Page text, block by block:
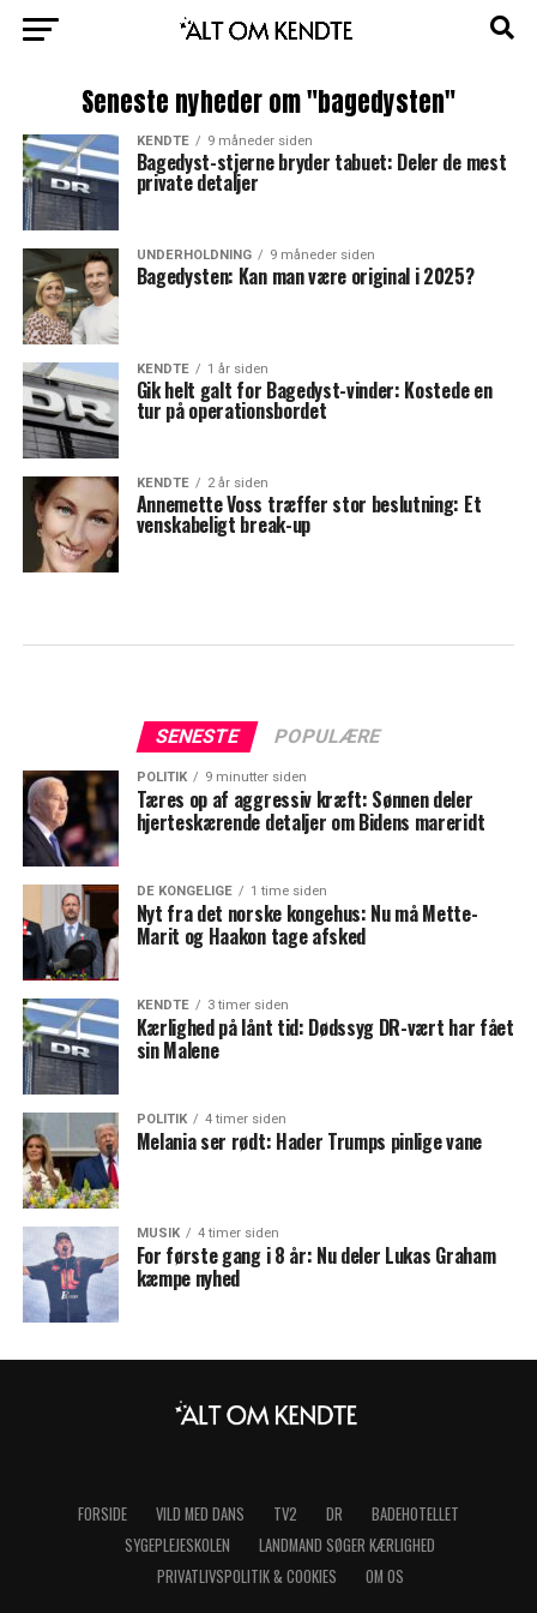
Seneste nyheder om "bagedysten"
KENDTE 9 måneder siden
Bagedyst-stjerne bryder tabuet: Deler de mest
private detaljer
UNDERHOLDNING 9 måneder siden
Bagedysten: Kan man være original i 2025?
KENDTE 1 år siden
Gik helt galt for Bagedyst-vinder: Kostede en
tur på operationsbordet
KENDTE 2 år siden
Annemette Voss træffer stor beslutning: Et
venskabeligt break-up
SENESTE POPULÆRE
POLITIK 9 minutter siden
Tæres op af aggressiv kræft: Sønnen deler
hjerteskærende detaljer om Bidens mareridt
DE KONGELIGE 1 time siden
Nyt fra det norske kongehus: Nu må Mette-
Marit og Haakon tage afsked
KENDTE 3 timer siden
Kærlighed på lånt tid: Dødssyg DR-vært har fået
sin Malene
POLITIK 4 timer siden
Melania ser rødt: Hader Trumps pinlige vane
MUSIK 4 timer siden
For første gang i 8 år: Nu deler Lukas Graham
kæmpe nyhed
FORSIDE VILD MED DANS TV2 DR
BADEHOTELLET
SYGEPLEJESKOLEN
LANDMAND SØGER KÆRLIGHED
PRIVATLIVSPOLITIK & COOKIES
OM OS